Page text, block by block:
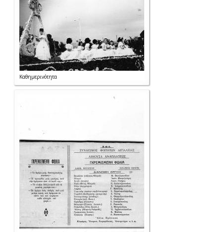
Καθημερινότητα